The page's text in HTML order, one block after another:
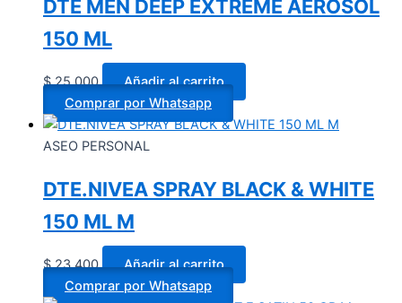
DTE MEN DEEP EXTREME AEROSOL
150 ML
$25.000
Añadir al carrito
Comprar por Whatsapp
ASEO PERSONAL
DTE.NIVEA SPRAY BLACK & WHITE
150 ML M
$23.400
Añadir al carrito
Comprar por Whatsapp